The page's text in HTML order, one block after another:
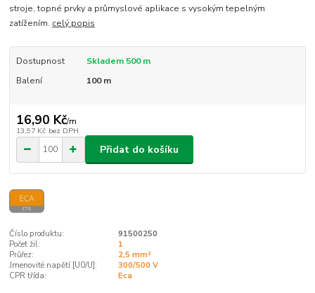
stroje, topné prvky a průmyslové aplikace s vysokým tepelným
zatížením. celý popis
Dostupnost
Skladem 500 m
Balení
100 m
16,90 Kč/m
13,97 Kč bez DPH
Přidat do košíku
Číslo produktu:
91500250
Počet žil:
1
Průřez:
2,5 mm²
Jmenovité napětí [U0/U]:
300/500 V
CPR třída:
Eca